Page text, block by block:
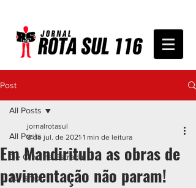
Post
All Posts
De Olho na Estrada
Turismo
All Posts
Em Mandirituba as obras de
pavimentação não param!
jornalrotasul
8 de jul. de 2021 1 min de leitura